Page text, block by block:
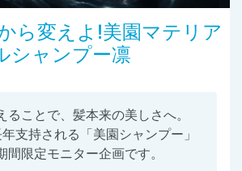
ら変えよ!美園マテリア
シャンプー凛
ることで、髪本来の美しさへ。
支持される「美園シャンプー」
間限定モニター企画です。